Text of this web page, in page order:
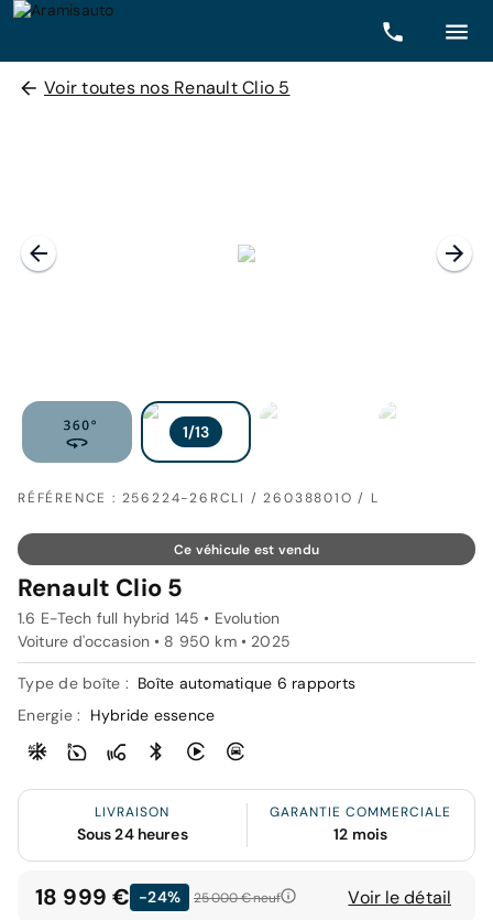
Voir toutes nos Renault Clio 5
RÉFÉRENCE : 256224-26RCLI / 26038801O / L
Ce véhicule est vendu
Renault Clio 5
1.6 E-Tech full hybrid 145 • Evolution
Voiture d'occasion • 8 950 km • 2025
Type de boîte : Boîte automatique 6 rapports
Energie :
Hybride essence
LIVRAISON
Sous 24 heures
GARANTIE COMMERCIALE
12 mois
18 999 € -24% 25 000 €neuf Voir le détail